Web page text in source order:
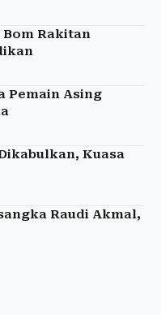
Rakitan
Pemain Asing
Kuasa
Raudi Akmal,